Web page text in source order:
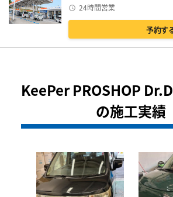
24時間営業
予約す
KeePer PROSHOP
の施工実績